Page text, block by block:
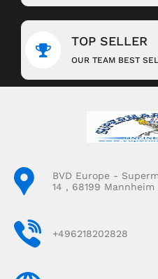
TOP SELLER
OUR TEAM BEST
BVD Europe -
14 , 68199
+496218202828